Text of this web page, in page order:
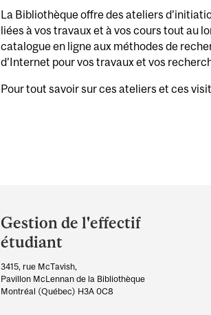
La Bibliothèque offre des ateliers
liées à vos travaux et à vos cours tout au
catalogue en ligne aux méthodes de
d’Internet pour vos travaux et vos
Pour tout savoir sur ces ateliers et ces
and
University
Information
Gestion de l'effectif
étudiant
3415, rue McTavish,
Pavillon McLennan de la Bibliothèque
Montréal (Québec) H3A 0C8